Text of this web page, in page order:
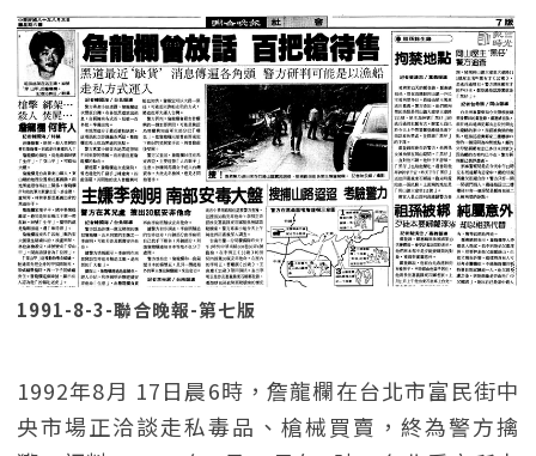
1991-8-3-聯合晚報-第七版
1992年8月 17日晨6時，詹龍欄在台北市富民街中
央市場正洽談走私毒品、槍械買賣，終為警方擒